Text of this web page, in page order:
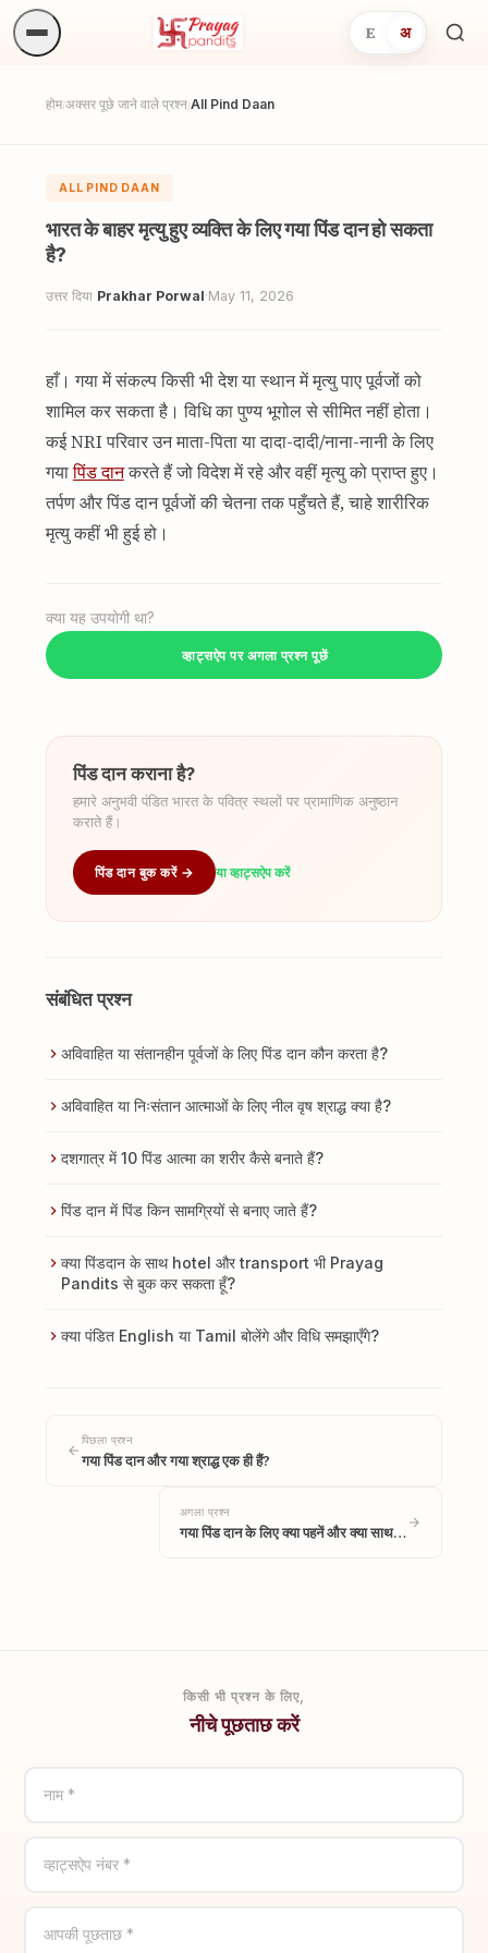
E अ
होम/अक्सर पूछे जाने वाले प्रश्न/All Pind Daan
ALL PIND DAAN
भारत के बाहर मृत्यु हुए व्यक्ति के लिए गया पिंड दान हो सकता
है?
उत्तर दिया Prakhar Porwal·May 11, 2026
हाँ। गया में संकल्प किसी भी देश या स्थान में मृत्यु पाए पूर्वजों को
शामिल कर सकता है। विधि का पुण्य भूगोल से सीमित नहीं होता।
कई NRI परिवार उन माता-पिता या दादा-दादी/नाना-नानी के लिए
गयापिंड दानकरते हैं जो विदेश में रहे और वहीं मृत्यु को प्राप्त हुए।
तर्पण और पिंड दान पूर्वजों की चेतना तक पहुँचते हैं, चाहे शारीरिक
मृत्यु कहीं भी हुई हो।
क्या यह उपयोगी था?
व्हाट्सऐप पर अगला प्रश्न पूछें
पिंड दान कराना है?
हमारे अनुभवी पंडित भारत के पवित्र स्थलों पर प्रामाणिक अनुष्ठान
कराते हैं।
पिंड दान बुक करें → या व्हाट्सऐप करें
संबंधित प्रश्न
अविवाहित या संतानहीन पूर्वजों के लिए पिंड दान कौन करता है?
अविवाहित या निःसंतान आत्माओं के लिए नील वृष श्राद्ध क्या है?
दशगात्र में 10 पिंड आत्मा का शरीर कैसे बनाते हैं?
पिंड दान में पिंड किन सामग्रियों से बनाए जाते हैं?
क्या पिंडदान के साथ hotel और transport भी Prayag
Pandits से बुक कर सकता हूँ?
क्या पंडित English या Tamil बोलेंगे और विधि समझाएँगे?
पिछला प्रश्न
गया पिंड दान और गया श्राद्ध एक ही हैं?
अगला प्रश्न
गया पिंड दान के लिए क्या पहनें और क्या साथ…
किसी भी प्रश्न के लिए,
नीचे पूछताछ करें
नाम *
व्हाट्सऐप नंबर *
आपकी पूछताछ *